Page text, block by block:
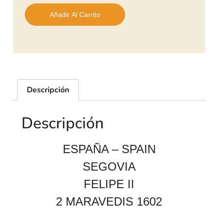
Añadir Al Carrito
Descripción
Descripción
ESPAÑA – SPAIN
SEGOVIA
FELIPE II
2 MARAVEDIS 1602